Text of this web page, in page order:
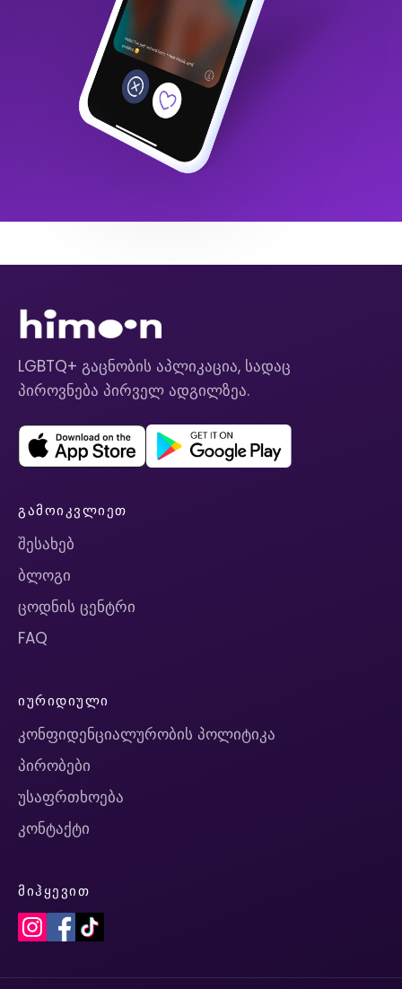
LGBTQ+ გაცნობის აპლიკაცია, სადაც
პიროვნება პირველ ადგილზეა.
ᲒᲐᲛᲝᲘᲙᲕᲚᲘᲔᲗ
შესახებ
ბლოგი
ცოდნის ცენტრი
FAQ
ᲘᲣᲠᲘᲓᲘᲣᲚᲘ
კონფიდენციალურობის პოლიტიკა
პირობები
უსაფრთხოება
კონტაქტი
ᲛᲘᲰᲧᲔᲕᲘᲗ